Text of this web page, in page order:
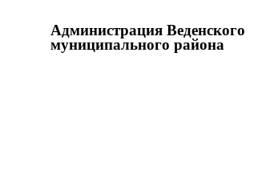
Администрация Веденского
муниципального района